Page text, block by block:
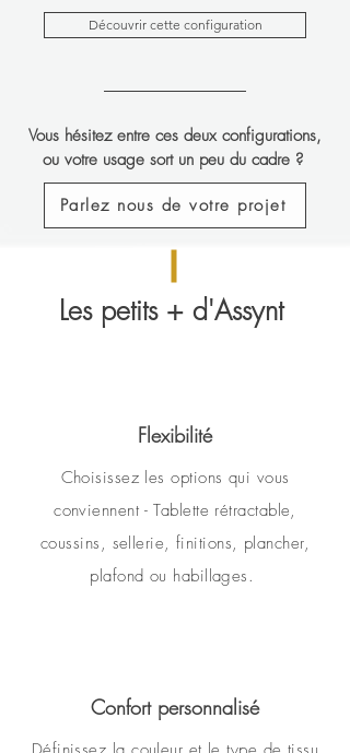
Découvrir cette configuration
Vous hésitez entre ces deux configurations,
ou votre usage sort un peu du cadre ?
Parlez nous de votre projet
Les petits + d'Assynt
Flexibilité
Choisissez les options qui vous
conviennent - Tablette rétractable,
coussins, sellerie, finitions, plancher,
plafond ou habillages.
Confort personnalisé